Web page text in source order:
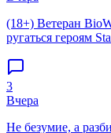
(18+) Ветеран
ругаться героям
3
Вчера
Не безумие, а